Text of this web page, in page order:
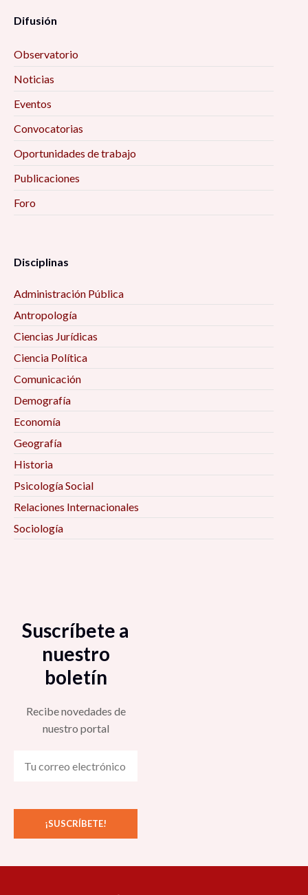
Difusión
Observatorio
Noticias
Eventos
Convocatorias
Oportunidades de trabajo
Publicaciones
Foro
Disciplinas
Administración Pública
Antropología
Ciencias Jurídicas
Ciencia Política
Comunicación
Demografía
Economía
Geografía
Historia
Psicología Social
Relaciones Internacionales
Sociología
Suscríbete a
nuestro
boletín
Recibe novedades de
nuestro portal